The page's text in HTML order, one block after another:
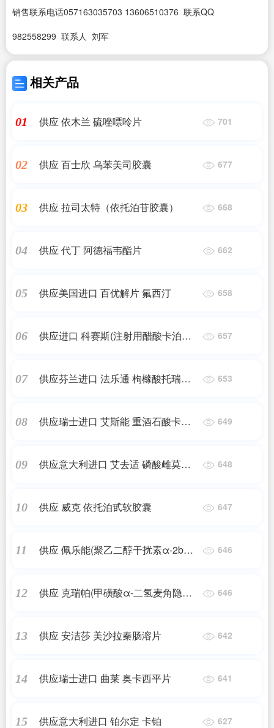
销售联系电话057163035703 13606510376 联系QQ
982558299 联系人 刘军
相关产品
01 供应 依木兰 硫唑嘌呤片 701
02 供应 百士欣 乌苯美司胶囊 677
03 供应 拉司太特（依托泊苷胶囊） 668
04 供应 代丁 阿德福韦酯片 662
05 供应美国进口 百优解片 氟西汀 658
06
供应进口 科赛斯(注射用醋酸卡泊芬
657
07
供应芬兰进口 法乐通 枸橼酸托瑞米
653
08
供应瑞士进口 艾斯能 重酒石酸卡巴
649
09
供应意大利进口 艾去适 磷酸雌莫司
648
10 供应 威克 依托泊甙软胶囊 647
11
供应 佩乐能(聚乙二醇干扰素α-2b注
646
12
供应 克瑞帕(甲磺酸α-二氢麦角隐亭
646
13 供应 安洁莎 美沙拉秦肠溶片 642
14 供应瑞士进口 曲莱 奥卡西平片 641
15 供应意大利进口 铂尔定 卡铂 627